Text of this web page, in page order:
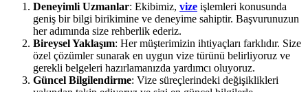
Deneyimli Uzmanlar: Ekibimiz, vize işlemleri konusunda
geniş bir bilgi birikimine ve deneyime sahiptir. Başvurunuzun
her adımında size rehberlik ederiz.
Bireysel Yaklaşım: Her müşterimizin ihtiyaçları farklıdır. Size
özel çözümler sunarak en uygun vize türünü belirliyoruz ve
gerekli belgeleri hazırlamanızda yardımcı oluyoruz.
Güncel Bilgilendirme: Vize süreçlerindeki değişiklikleri